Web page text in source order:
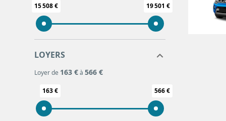
15 508 € 19 501 €
LOYERS
Loyer de 163 €à 566 €
163 € 566 €